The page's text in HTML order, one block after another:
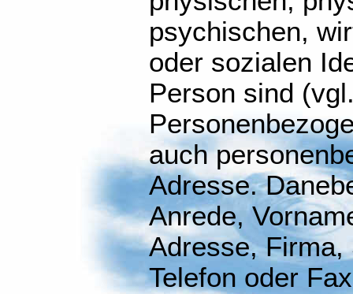
psychischen,
oder sozialen
Person sind
auch
Adresse.
Anrede,
Adresse,
Telefon oder